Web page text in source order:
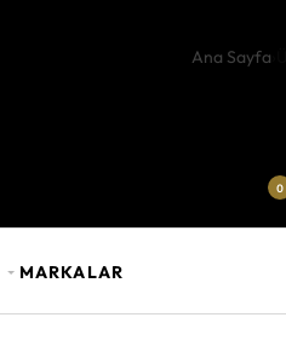
0
MARKALAR
Ana Sayfa